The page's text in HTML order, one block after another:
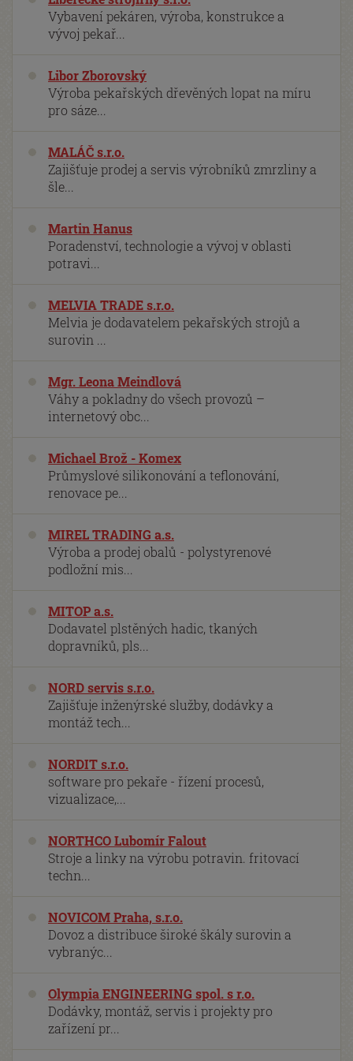
Vybavení pekáren, výroba, konstrukce a
vývoj pekař...
Libor Zborovský
Výroba pekařských dřevěných lopat na míru
pro sáze...
MALÁČ s.r.o.
Zajišťuje prodej a servis výrobníků zmrzliny a
šle...
Martin Hanus
Poradenství, technologie a vývoj v oblasti
potravi...
MELVIA TRADE s.r.o.
Melvia je dodavatelem pekařských strojů a
surovin ...
Mgr. Leona Meindlová
Váhy a pokladny do všech provozů –
internetový obc...
Michael Brož - Komex
Průmyslové silikonování a teflonování,
renovace pe...
MIREL TRADING a.s.
Výroba a prodej obalů - polystyrenové
podložní mis...
MITOP a.s.
Dodavatel plstěných hadic, tkaných
dopravníků, pls...
NORD servis s.r.o.
Zajišťuje inženýrské služby, dodávky a
montáž tech...
NORDIT s.r.o.
software pro pekaře - řízení procesů,
vizualizace,...
NORTHCO Lubomír Falout
Stroje a linky na výrobu potravin. fritovací
techn...
NOVICOM Praha, s.r.o.
Dovoz a distribuce široké škály surovin a
vybranýc...
Olympia ENGINEERING spol. s r.o.
Dodávky, montáž, servis i projekty pro
zařízení pr...